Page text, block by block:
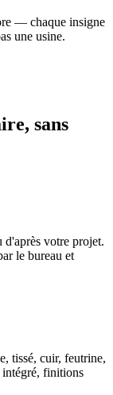
— chaque insigne
une usine.
sans
d'après votre projet.
le bureau et
tissé, cuir, feutrine,
finitions